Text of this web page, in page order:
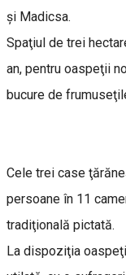
şi Madicsa.
Spaţiul de trei
an, pentru oaspeţii
bucure de
Cele trei case
persoane în 11
tradiţională pictată.
La dispoziţia